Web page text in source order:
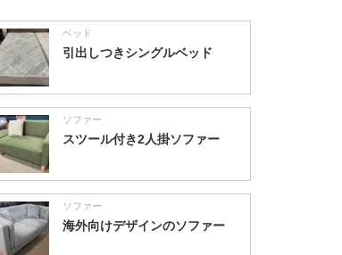
ベッド
引出しつきシングルベッド
ソファー
スツール付き2人掛ソファー
ソファー
海外向けデザインのソファー